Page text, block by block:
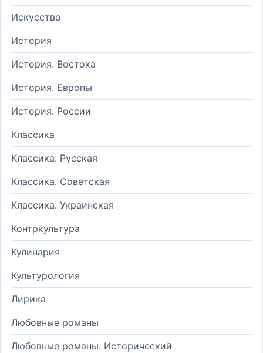
Искусство
История
История. Востока
История. Европы
История. России
Классика
Классика. Русская
Классика. Советская
Классика. Украинская
Контркультура
Кулинария
Культурология
Лирика
Любовные романы
Любовные романы. Исторический